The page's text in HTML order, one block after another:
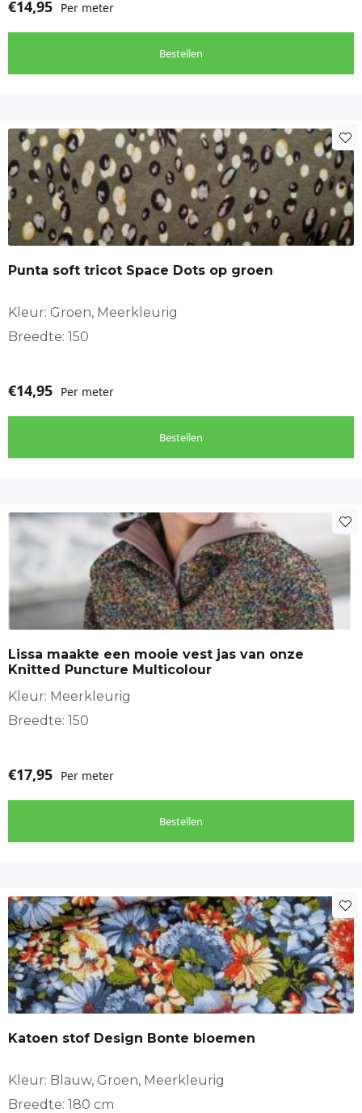
€14,95 Per meter
Bestellen
Punta soft tricot Space Dots op groen
Kleur: Groen, Meerkleurig
Breedte: 150
€14,95 Per meter
Bestellen
Lissa maakte een mooie vest jas van onze
Knitted Puncture Multicolour
Kleur: Meerkleurig
Breedte: 150
€17,95 Per meter
Bestellen
Katoen stof Design Bonte bloemen
Kleur: Blauw, Groen, Meerkleurig
Breedte: 180 cm